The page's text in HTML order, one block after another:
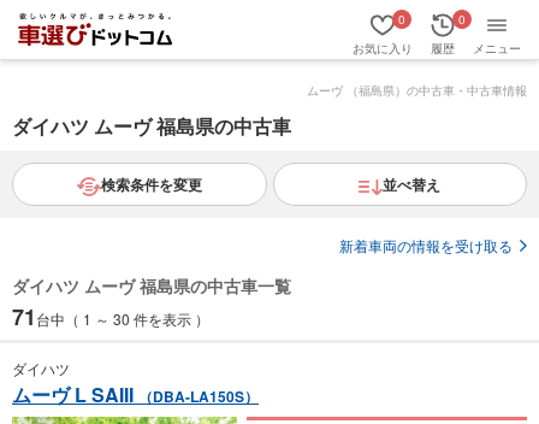
お気に入り
0
履歴
0
メニュー
ムーヴ （福島県）の中古車・中古車情報
ダイハツ ムーヴ 福島県の中古車
検索条件を変更 並べ替え
新着車両の情報を受け取る
ダイハツ ムーヴ 福島県の中古車一覧
71 台中（ 1 ～ 30 件を表示 ）
ダイハツ
ムーヴ L SAIII （DBA-LA150S）